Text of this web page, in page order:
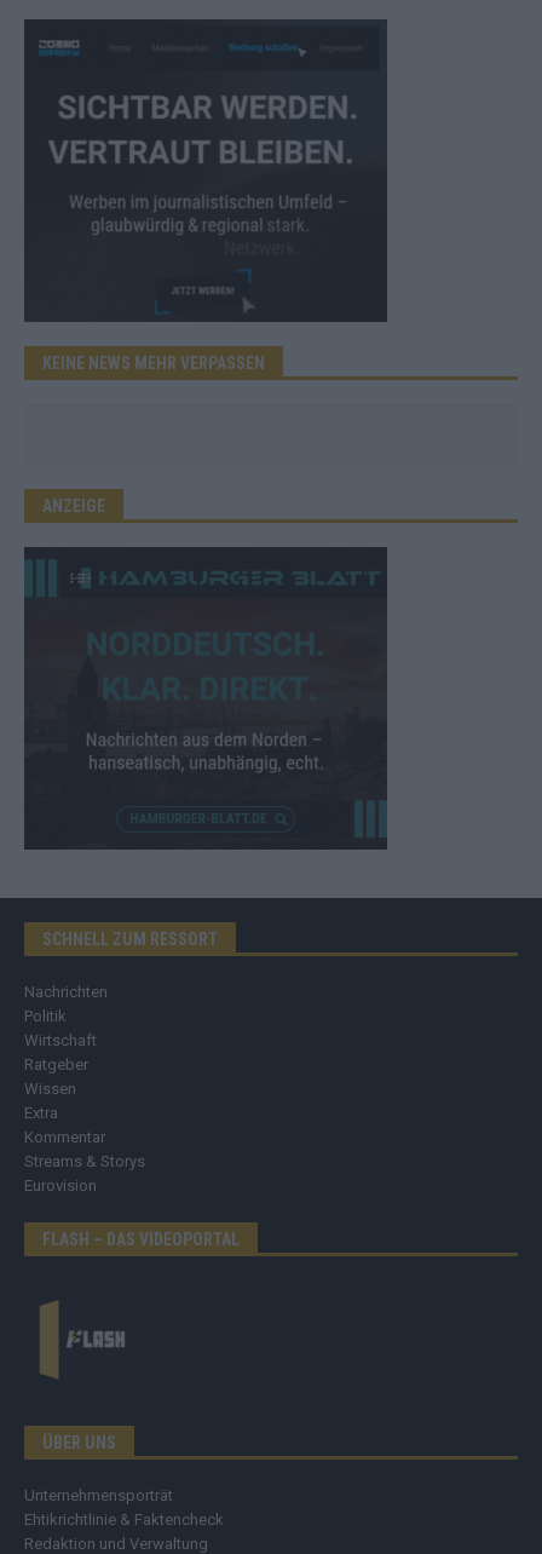
KEINE NEWS MEHR VERPASSEN
ANZEIGE
SCHNELL ZUM RESSORT
Nachrichten
Politik
Wirtschaft
Ratgeber
Wissen
Extra
Kommentar
Streams & Storys
Eurovision
FLASH – DAS VIDEOPORTAL
ÜBER UNS
Unternehmensporträt
Ehtikrichtlinie & Faktencheck
Redaktion und Verwaltung